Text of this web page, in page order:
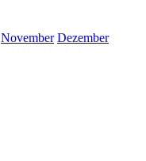
November Dezember